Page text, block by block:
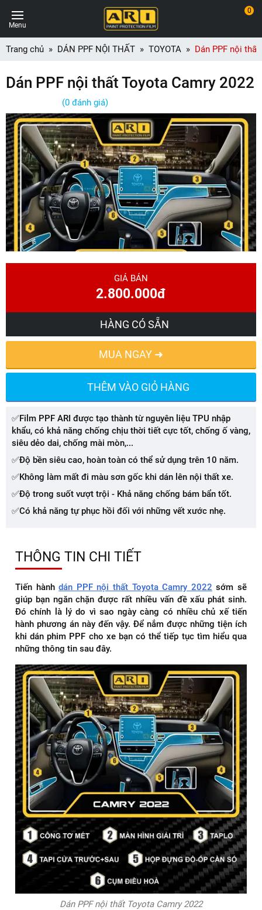
Menu
0
Trang chủ DÁN PPF NỘI THẤT TOYOTA Dán PPF nội
Dán PPF nội thất Toyota Camry 2022
(0 đánh giá)
GIÁ BÁN
2.800.000đ
HÀNG CÓ SẴN
MUA NGAY ➜
THÊM VÀO GIỎ HÀNG
✅Film PPF ARI được tạo thành từ nguyên liệu TPU nhập
khẩu, có khả năng chống chịu thời tiết cực tốt, chống ố vàng,
siêu dẻo dai, chống mài mòn,...
✅Độ bền siêu cao, hoàn toàn có thể sử dụng trên 10 năm.
✅Không làm mất đi màu sơn gốc khi dán lên nội thất xe.
✅Độ trong suốt vượt trội - Khả năng chống bám bẩn tốt.
✅Có khả năng tự phục hồi đối với những vết xước nhẹ.
THÔNG TIN CHI TIẾT
Tiến hànhdán PPF nội thất Toyota Camry 2022 sớm sẽ
giúp bạn ngăn chặn được rất nhiều vấn đề xấu phát sinh.
Đó chính là lý do vì sao ngày càng có nhiều chủ xế tiến
hành phương án này đến vậy. Để nắm được những tiện ích
khi dán phim PPF cho xe bạn có thể tiếp tục tìm hiểu qua
những thông tin sau đây.
Dán PPF nội thất Toyota Camry 2022